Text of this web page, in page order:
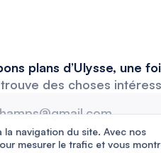
la navigation du site. Avec nos
mesurer le trafic et vous
plans d’Ulysse, une
des choses